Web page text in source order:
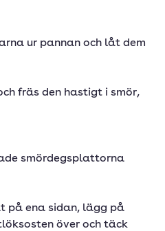
ur pannan och låt dem
fräs den hastigt i smör,
smördegsplattorna
på ena sidan, lägg på
över och täck